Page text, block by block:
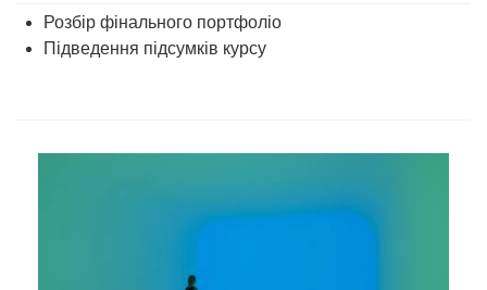
Розбір фінального портфоліо
Підведення підсумків курсу